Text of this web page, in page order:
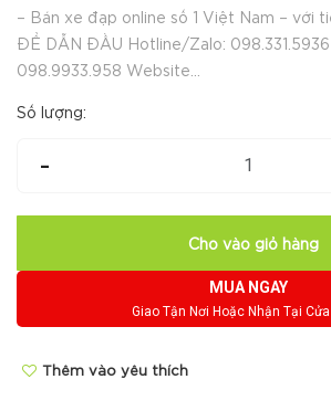
– Bán xe đạp online số 1 Việt Nam – với
ĐỂ DẪN ĐẦU Hotline/Zalo:
098.9933.958 Website...
Số lượng:
-
Cho vào giỏ hàng
MUA NGAY
Giao Tận Nơi Hoặc Nhận Tại
Thêm vào yêu thích